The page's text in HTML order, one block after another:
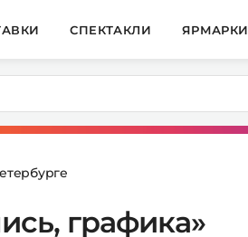
СПЕКТАКЛИ ЯРМАРКИ
графика»